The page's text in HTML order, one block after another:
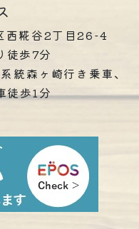
西糀谷2丁目26-4
徒歩7分
統森ヶ崎行き乗車、
徒歩1分